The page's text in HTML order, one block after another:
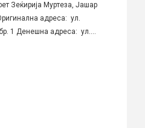
Зеќирија Муртеза, Јашар
адреса: ул.
1 Денешна адреса: ул....